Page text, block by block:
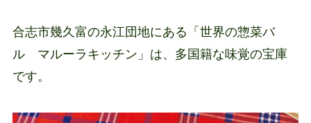
合志市幾久富の永江団地にある「世界の惣菜バ
ル マルーラキッチン」は、多国籍な味覚の宝庫
です。